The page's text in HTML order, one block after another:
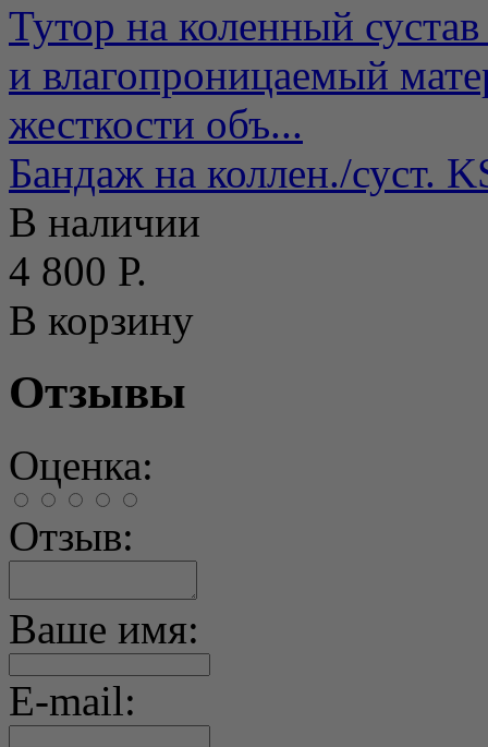
Тутор на коленный
и влагопроницаемый
жесткости объ...
Бандаж на коллен./суст.
В наличии
4 800 Р.
В корзину
Отзывы
Оценка:
Отзыв:
Ваше имя:
E-mail: